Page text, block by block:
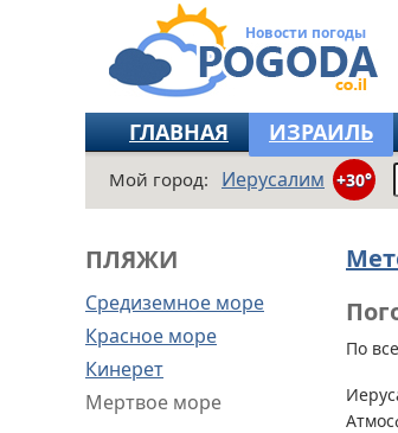
Новости погоды
ГЛАВНАЯ ИЗРАИЛЬ
Мой город: Иерусалим +30°
ПЛЯЖИ
Средиземное море
Красное море
Кинерет
Мертвое море
По